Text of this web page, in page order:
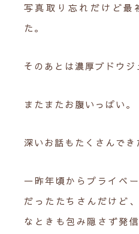
写真取り忘れだけど最
た。
そのあとは濃厚ブドウジ
またまたお腹いっぱい。
深いお話もたくさんでき
一昨年頃からプライベ
だったたちさんだけど
なときも包み隠さず発